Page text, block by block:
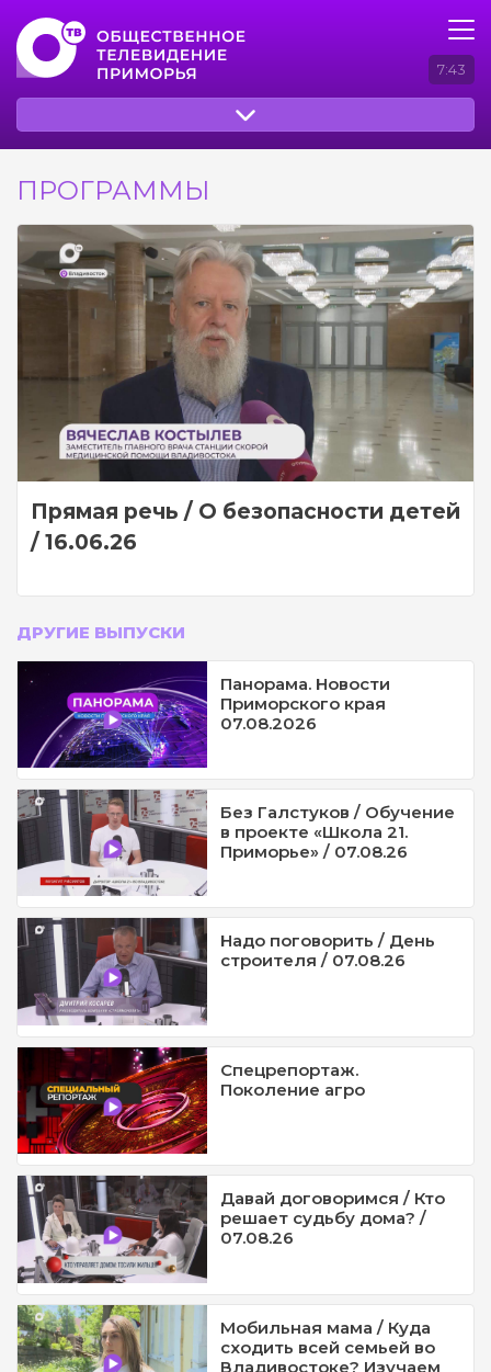
7:43
ПРОГРАММЫ
Прямая речь / О безопасности детей
/ 16.06.26
ДРУГИЕ ВЫПУСКИ
Панорама. Новости
Приморского края
07.08.2026
Без Галстуков / Обучение
в проекте «Школа 21.
Приморье» / 07.08.26
Надо поговорить / День
строителя / 07.08.26
Спецрепортаж.
Поколение агро
Давай договоримся / Кто
решает судьбу дома? /
07.08.26
Мобильная мама / Куда
сходить всей семьей во
Владивостоке? Изучаем